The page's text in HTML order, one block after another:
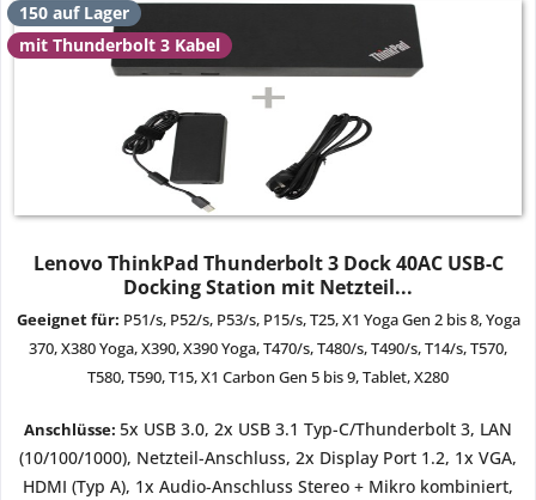
150 auf Lager
mit Thunderbolt 3 Kabel
Lenovo ThinkPad Thunderbolt 3 Dock 40AC USB-C
Docking Station mit Netzteil...
Geeignet für: P51/s, P52/s, P53/s, P15/s, T25, X1 Yoga Gen 2 bis 8, Yoga
370, X380 Yoga, X390, X390 Yoga, T470/s, T480/s, T490/s, T14/s, T570,
T580, T590, T15, X1 Carbon Gen5 bis 9, Tablet, X280
Anschlüsse:5x USB 3.0, 2x USB 3.1 Typ-C/Thunderbolt 3, LAN
(10/100/1000), Netzteil-Anschluss, 2x Display Port 1.2, 1x VGA,
HDMI (Typ A), 1x Audio-Anschluss Stereo + Mikro kombiniert,